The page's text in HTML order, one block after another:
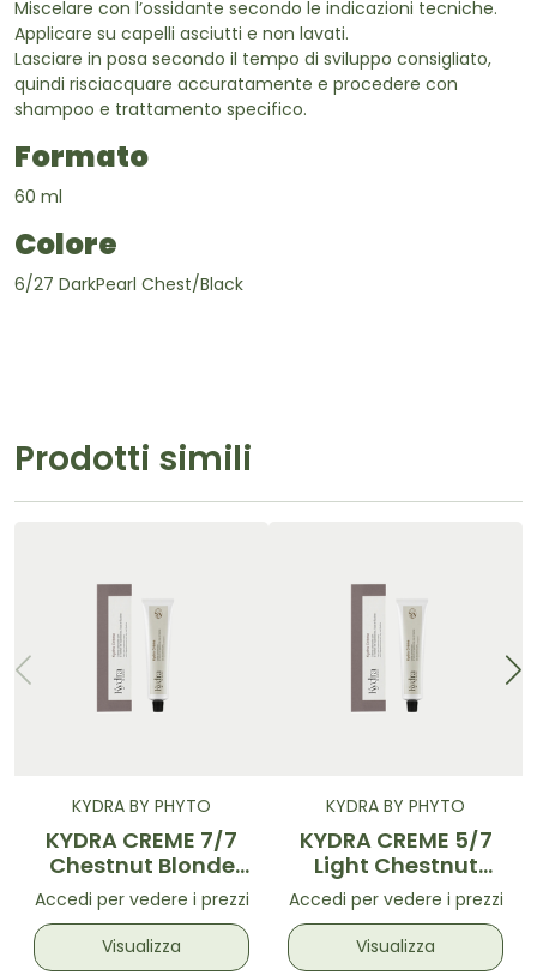
Miscelare con l’ossidante secondo le indicazioni tecniche.
Applicare su capelli asciutti e non lavati.
Lasciare in posa secondo il tempo di sviluppo consigliato,
quindi risciacquare accuratamente e procedere con
shampoo e trattamento specifico.
Formato
60 ml
Colore
6/27 DarkPearl Chest/Black
Prodotti simili
KYDRA BY PHYTO
KYDRA CREME 7/7
Chestnut Blonde
60ml
Accedi per vedere i prezzi
Visualizza
KYDRA BY PHYTO
KYDRA CREME 5/7
Light Chestnut
Brown60ml
Accedi per vedere i prezzi
Visualizza